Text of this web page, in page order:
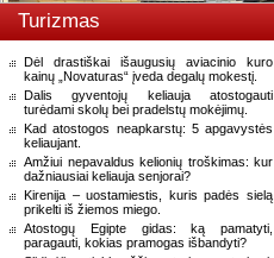
Turizmas
Dėl drastiškai išaugusių aviacinio kuro
kainų „Novaturas“ įveda degalų mokestį.
Dalis gyventojų keliauja atostogauti
turėdami skolų bei pradelstų mokėjimų.
Kad atostogos neapkarstų: 5 apgavystės
keliaujant.
Amžiui nepavaldus kelionių troškimas: kur
dažniausiai keliauja senjorai?
Kirenija – uostamiestis, kuris padės sielą
prikelti iš žiemos miego.
Atostogų Egipte gidas: ką pamatyti,
paragauti, kokias pramogas išbandyti?